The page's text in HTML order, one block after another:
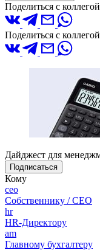
Поделиться с коллегой
Поделиться с коллегой
Дайджест для
Подписаться
Кому
ceo
Собственнику / CEO
hr
HR-Директору
am
Главному бухгалтеру